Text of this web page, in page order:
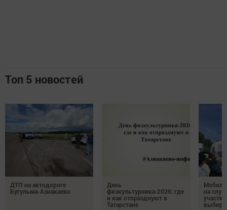
Топ 5 новостей
ДТП на автодороге
Бугульма-Азнакаево
День
физкультурника‑2026: где
и как отпразднуют в
Татарстане
на